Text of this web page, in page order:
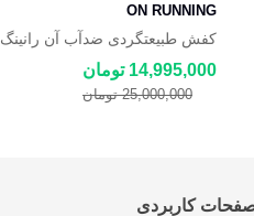
ON RUNNING
کفش طبیعتگردی ضدآب آن رانینگ
On Cloudrock 2 Low Waterproof
14,995,000 تومان
25,000,000 تومان
کاربردی